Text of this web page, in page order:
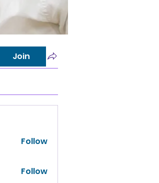
Join
Follow
Follow